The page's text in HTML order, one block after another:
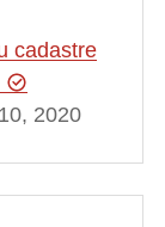
cadastre
2020